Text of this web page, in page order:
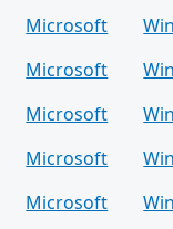
Microsoft
Microsoft
Microsoft
Microsoft
Microsoft